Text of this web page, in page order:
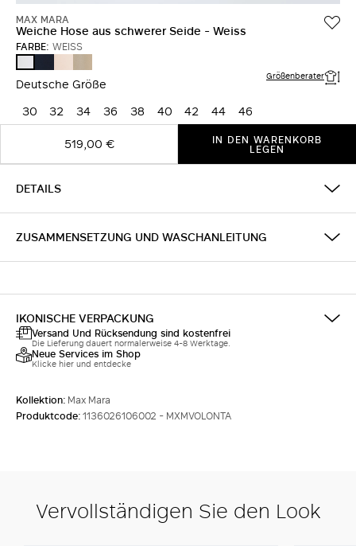
MAX MARA
Weiche Hose aus schwerer Seide - Weiss
FARBE: WEISS
Deutsche Größe Größenberater
30 32 34 36 38 40 42 44
46
519,00 €
IN DEN WARENKORB
LEGEN
DETAILS
ZUSAMMENSETZUNG UND WASCHANLEITUNG
IKONISCHE VERPACKUNG
Versand Und Rücksendung sind kostenfrei
Die Lieferung dauert normalerweise 4-8 Werktage.
Neue Services im Shop
Klicke hier und entdecke
Kollektion: Max Mara
Produktcode:1136026106002 - MXMVOLONTA
Vervollständigen Sie den Look